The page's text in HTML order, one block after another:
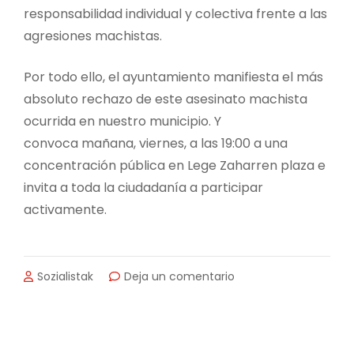
responsabilidad individual y colectiva frente a las
agresiones machistas.
Por todo ello, el ayuntamiento manifiesta el más
absoluto rechazo de este asesinato machista
ocurrida en nuestro municipio. Y
convoca mañana, viernes, a las 19:00 a una
concentración pública en Lege Zaharren plaza e
invita a toda la ciudadanía a participar
activamente.
Sozialistak Deja un comentario